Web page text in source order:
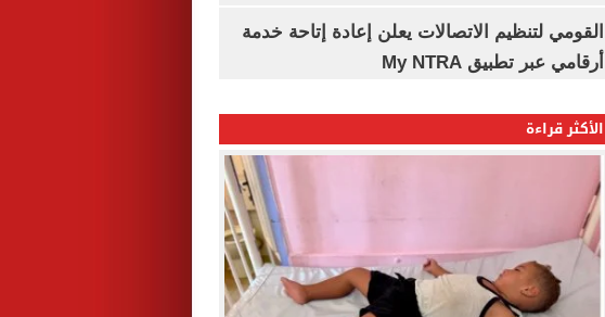
القومي لتنظيم الاتصالات يعلن إعادة إتاحة خدمة
أرقامي عبر تطبيق My NTRA
الأكثر قراءة